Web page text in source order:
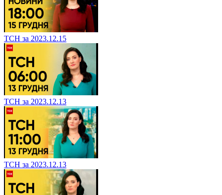
ТСН за 2023.12.15
ТСН за 2023.12.13
ТСН за 2023.12.13